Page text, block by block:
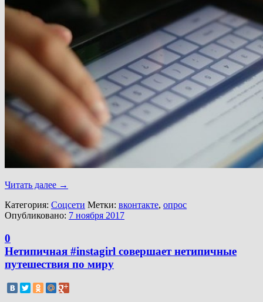
Читать далее →
Категория: Соцсети Метки: вконтакте, опрос
Опубликовано: 7 ноября 2017
0
Нетипичная #instagirl совершает нетипичные
путешествия по миру